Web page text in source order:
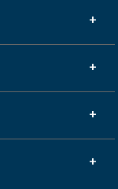
+
+
+
+